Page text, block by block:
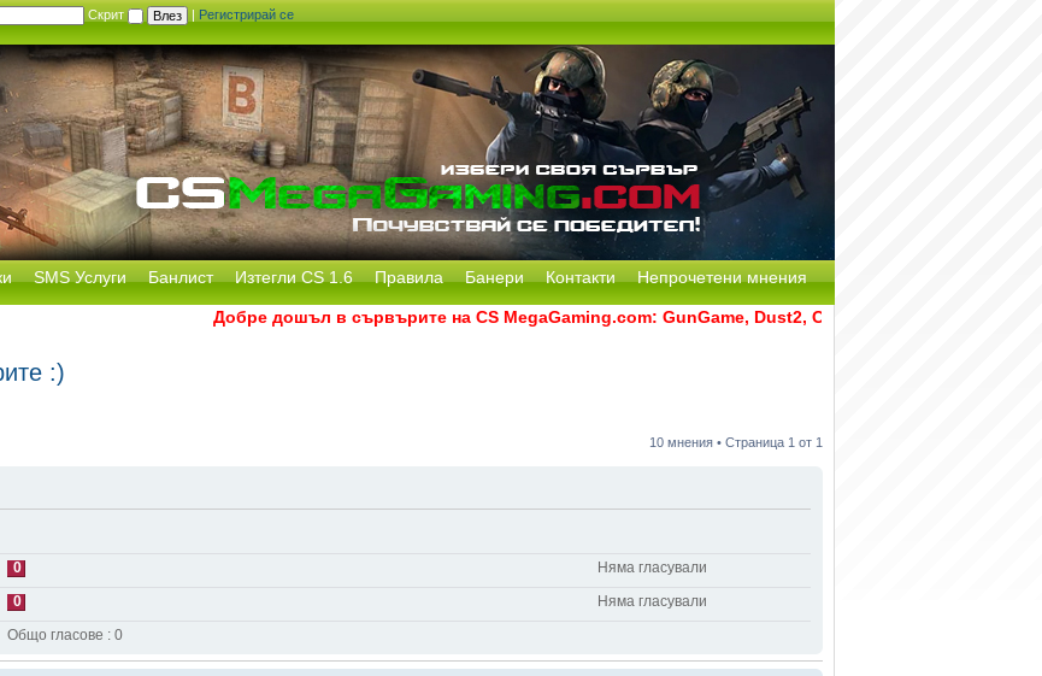
Скрит | Регистрирай се
SMS Услуги Банлист Изтегли CS 1.6 Правила Банери Контакти Непрочетени мнения
Добре дошъл в сървърите на CS MegaGaming.com: GunGame, Dust2, CS:GO Remake [Multi-Mod] и
:)
10 мнения • Страница 1 от 1
0
Няма гласували
0
Няма гласували
Общо гласове : 0